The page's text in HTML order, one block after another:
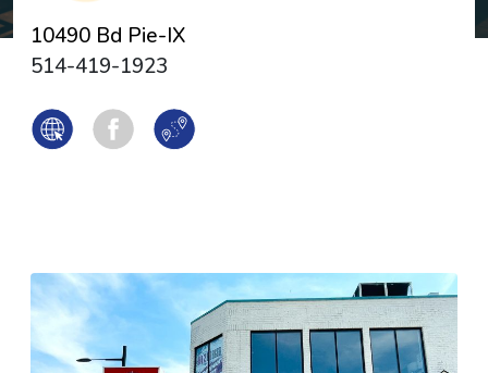
10490 Bd Pie-IX
514-419-1923